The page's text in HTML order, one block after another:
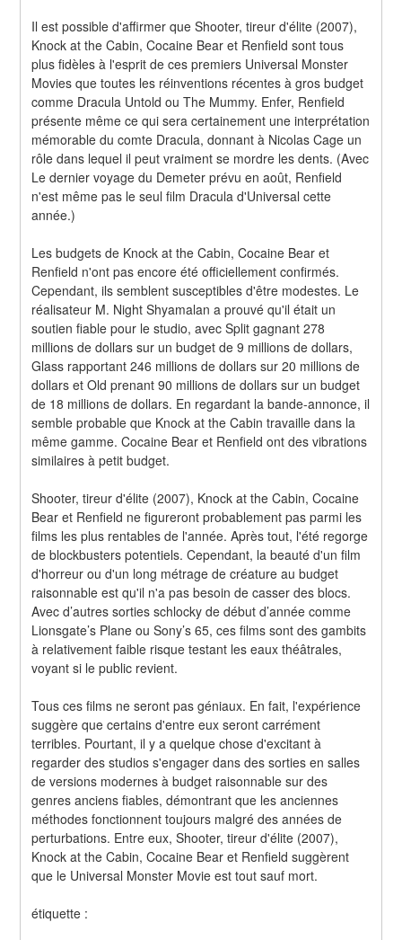
Il est possible d'affirmer que Shooter, tireur d'élite (2007),
Knock at the Cabin, Cocaine Bear et Renfield sont tous
plus fidèles à l'esprit de ces premiers Universal Monster
Movies que toutes les réinventions récentes à gros budget
comme Dracula Untold ou The Mummy. Enfer, Renfield
présente même ce qui sera certainement une interprétation
mémorable du comte Dracula, donnant à Nicolas Cage un
rôle dans lequel il peut vraiment se mordre les dents. (Avec
Le dernier voyage du Demeter prévu en août, Renfield
n'est même pas le seul film Dracula d'Universal cette
année.)
Les budgets de Knock at the Cabin, Cocaine Bear et
Renfield n'ont pas encore été officiellement confirmés.
Cependant, ils semblent susceptibles d'être modestes. Le
réalisateur M. Night Shyamalan a prouvé qu'il était un
soutien fiable pour le studio, avec Split gagnant 278
millions de dollars sur un budget de 9 millions de dollars,
Glass rapportant 246 millions de dollars sur 20 millions de
dollars et Old prenant 90 millions de dollars sur un budget
de 18 millions de dollars. En regardant la bande-annonce, il
semble probable que Knock at the Cabin travaille dans la
même gamme. Cocaine Bear et Renfield ont des vibrations
similaires à petit budget.
Shooter, tireur d'élite (2007), Knock at the Cabin, Cocaine
Bear et Renfield ne figureront probablement pas parmi les
films les plus rentables de l'année. Après tout, l'été regorge
de blockbusters potentiels. Cependant, la beauté d'un film
d'horreur ou d'un long métrage de créature au budget
raisonnable est qu'il n'a pas besoin de casser des blocs.
Avec d’autres sorties schlocky de début d’année comme
Lionsgate’s Plane ou Sony’s 65, ces films sont des gambits
à relativement faible risque testant les eaux théâtrales,
voyant si le public revient.
Tous ces films ne seront pas géniaux. En fait, l'expérience
suggère que certains d'entre eux seront carrément
terribles. Pourtant, il y a quelque chose d'excitant à
regarder des studios s'engager dans des sorties en salles
de versions modernes à budget raisonnable sur des
genres anciens fiables, démontrant que les anciennes
méthodes fonctionnent toujours malgré des années de
perturbations. Entre eux, Shooter, tireur d'élite (2007),
Knock at the Cabin, Cocaine Bear et Renfield suggèrent
que le Universal Monster Movie est tout sauf mort.
étiquette :